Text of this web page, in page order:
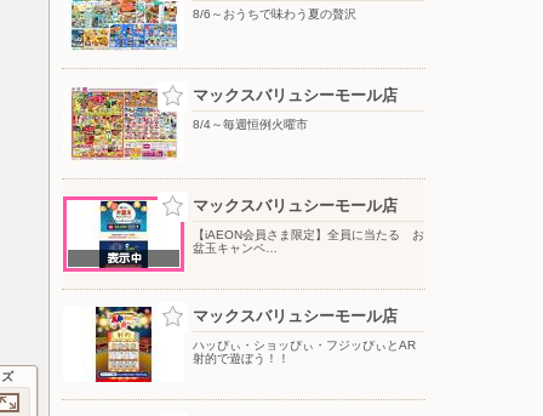
8/6～おうちで味わう夏の贅沢
マックスバリュシーモール店
8/4～毎週恒例火曜市
マックスバリュシーモール店
【iAEON会員さま限定】全員に当たる お
盆玉キャンペ…
マックスバリュシーモール店
ハッぴぃ・ショッぴぃ・フジッぴぃとAR
射的で遊ぼう！！